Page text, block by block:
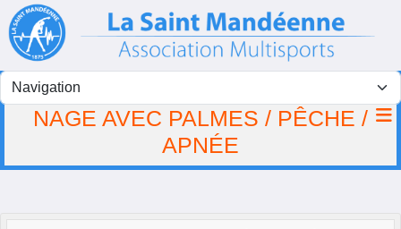
NAGE AVEC PALMES / PÊCHE /
APNÉE
Panneau de gestion des cookies